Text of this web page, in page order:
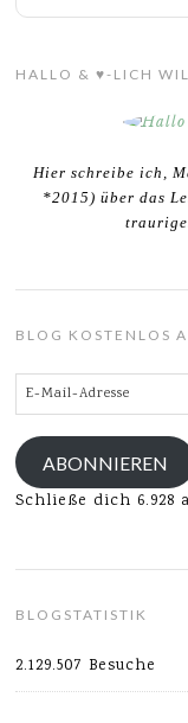
HALLO & ♥-LICH
Hier schreibe ich,
*2015) über das
BLOG KOSTENLOS
E-
Mail-
Adresse
ABONNIEREN
Schließe dich
BLOGSTATISTIK
2.129.507 Besuche